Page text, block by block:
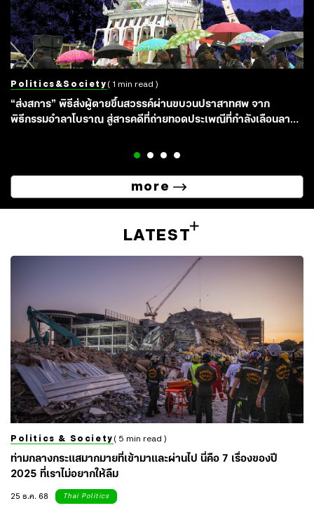
Politics&society ( 1 min read )
“ส่งสการ” พิธีส่งผู้ตายขึ้นสวรรค์ผ่านขบวนปราสาทศพ จาก
พิธีกรรมอำลาโบราณ สู่สารคดีที่ถ่ายทอดประเพณีที่กำลังเลือนลาง
more
LATEST
Politics & Society ( 5 min read )
ท่ามกลางกระแสมากมายที่เข้ามาและผ่านไป นี่คือ 7 เรื่องของปี
2025 ที่เราไม่อยากให้ลืม
25 ธ.ค. 68
Thai Politics